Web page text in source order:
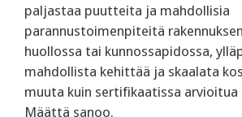
paljastaa puutteita ja mahdollisia
parannustoimenpiteitä
huollossa tai kunnossapidossa,
mahdollista kehittää ja skaalata
muuta kuin sertifikaatissa
Määttä sanoo.